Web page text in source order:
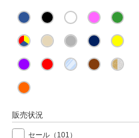
販売状況
セール （101）